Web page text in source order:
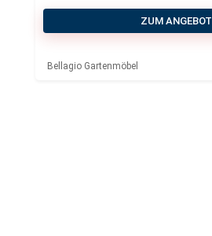
ZUM ANGEBOT
Bellagio Gartenmöbel